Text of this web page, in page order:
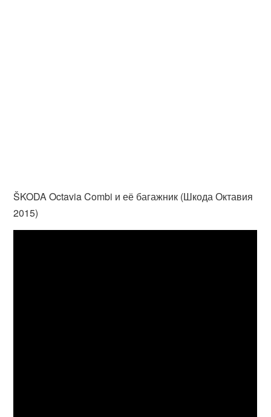
ŠKODA Octavia Combi и её багажник (Шкода Октавия
2015)